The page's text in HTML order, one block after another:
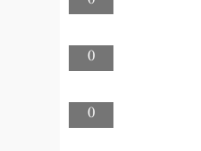
0
0